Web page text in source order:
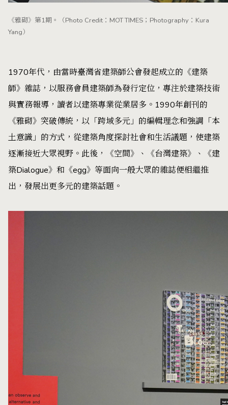
《雅砌》第1期。（Photo Credit：MOT TIMES；Photography：Kura
Yang）
1970年代，由當時臺灣省建築師公會發起成立的《建築
師》雜誌，以服務會員建築師為發行定位，專注於建築技術
與實務報導，讀者以建築專業從業居多。1990年創刊的
《雅砌》突破傳統，以「跨域多元」的編輯理念和強調「本
土意識」的方式，從建築角度探討社會和生活議題，使建築
逐漸接近大眾視野。此後，《空間》、《台灣建築》、《建
築Dialogue》和《egg》等面向一般大眾的雜誌便相繼推
出，發展出更多元的建築話題。